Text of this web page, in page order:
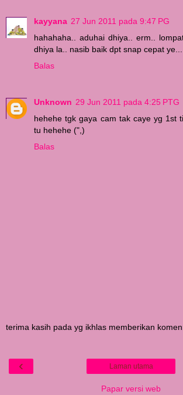
kayyana 27 Jun 2011 pada 9:47 PG
hahahaha.. aduhai dhiya.. erm..
dhiya la.. nasib baik dpt snap cepat ye...
Balas
Unknown 29 Jun 2011 pada 4:25 PTG
hehehe tgk gaya cam tak caye yg 1st
tu hehehe (",)
Balas
terima kasih pada yg ikhlas memberikan
‹ Laman utama
Papar versi web